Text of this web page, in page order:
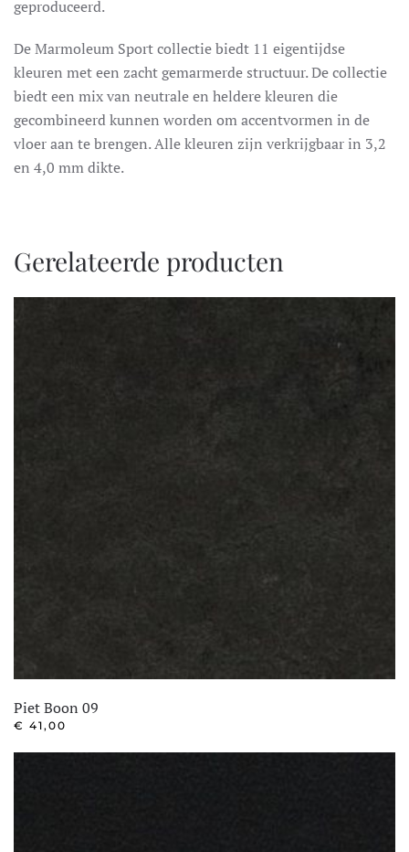
geproduceerd.
De Marmoleum Sport collectie biedt 11 eigentijdse
kleuren met een zacht gemarmerde structuur. De collectie
biedt een mix van neutrale en heldere kleuren die
gecombineerd kunnen worden om accentvormen in de
vloer aan te brengen. Alle kleuren zijn verkrijgbaar in 3,2
en 4,0 mm dikte.
Gerelateerde producten
Piet Boon 09
€ 41,00